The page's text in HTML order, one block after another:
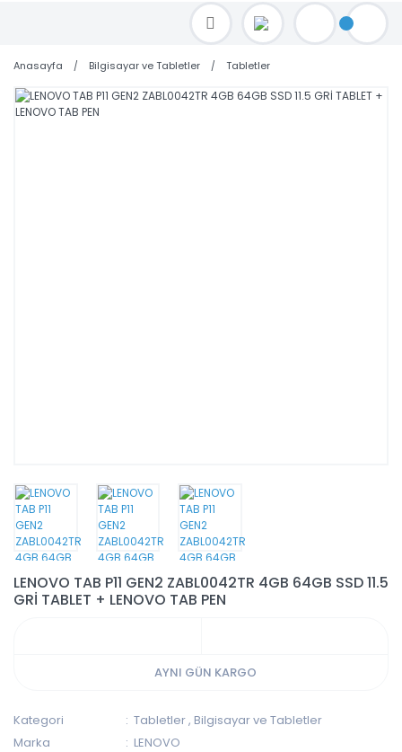
TOPTAN FİYAT ALMAK İÇİN satis@toptanbilgisayar.net MAİL ATINIZ.
SİPARİŞLERİNİZİ AYNI GÜN KARGO İLE GÖNDERİYORUZ!
Anasayfa Bilgisayar ve Tabletler Tabletler
LENOVO TAB P11 GEN2 ZABL0042TR 4GB 64GB SSD 11.5
GRİ TABLET + LENOVO TAB PEN
AYNI GÜN KARGO
Kategori Tabletler, Bilgisayar ve Tabletler
Marka
LENOVO